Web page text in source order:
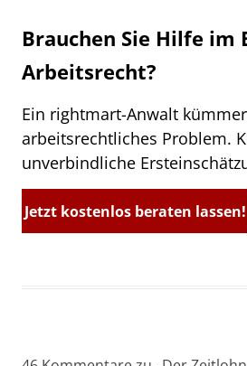
Brauchen Sie Hilfe im
Arbeitsrecht?
Ein rightmart-Anwalt
arbeitsrechtliches Problem.
unverbindliche
Jetzt kostenlos beraten lassen!